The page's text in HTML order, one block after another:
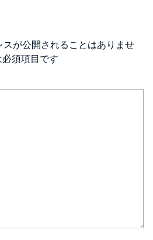
が公開されることはありませ
須項目です